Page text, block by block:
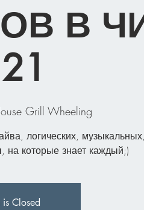
В
Grill Wheeling
логических, музыкальных,
на которые знает каждый;)
Closed